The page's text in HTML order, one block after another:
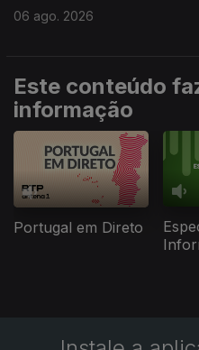
06 ago. 2026
Este conteúdo
informação
Portugal em Direto